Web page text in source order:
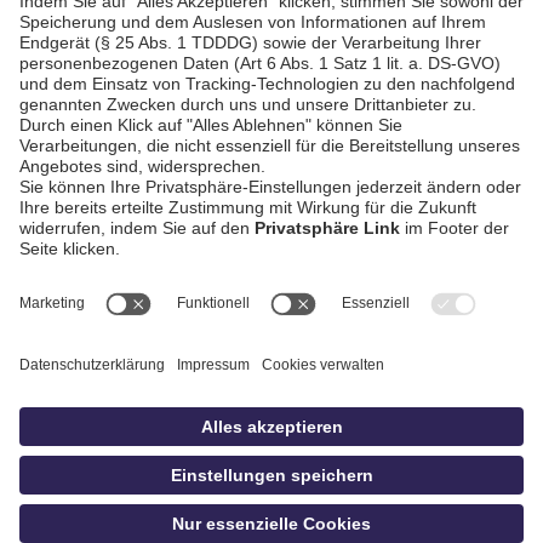
Schwäbisch Hall
AGB / Gewinnspiele
Datenschutz
Impressum
idowa.de
Privatsphäre